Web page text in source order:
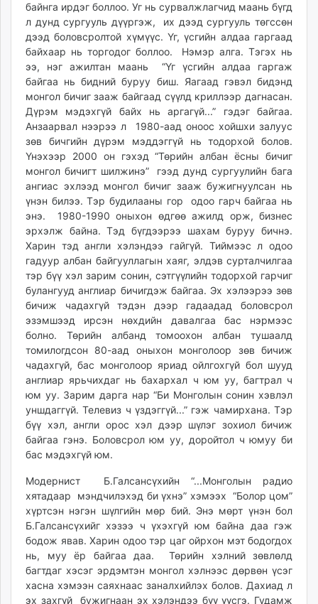
байнга ирдэг боллоо. Уг нь сурвалжлагчид маань бүгд
л дунд сургууль дүүргэж, их дээд сургууль төгссөн
дээд боловсролтой хүмүүс. Үг, үсгийн алдаа гаргаад
байхаар нь торгодог боллоо. Нэмэр алга. Тэгэх нь
ээ, нэг ажилтан маань “Үг үсгийн алдаа гаргаж
байгаа нь бидний буруу биш. Яагаад гэвэл бидэнд
монгол бичиг зааж байгаад сүүлд криллээр дагнасан.
Дүрэм мэдэхгүй байх нь аргагүй...” гэдэг байгаа.
Анзаарвал нээрээ л 1980-аад оноос хойшхи залуус
зөв бичгийн дүрэм мэддэггүй нь тодорхой болов.
Үнэхээр 2000 он гэхэд “Төрийн албан ёсны бичиг
монгол бичигт шилжинэ” гээд дунд сургуулийн бага
ангиас эхлээд монгол бичиг зааж бужигнуулсан нь
үнэн билээ. Тэр будилааны гор одоо гарч байгаа нь
энэ. 1980-1990 оныхон өдгөө ажилд орж, бизнес
эрхэлж байна. Тэд бүгдээрээ шахам буруу бичнэ.
Харин тэд англи хэлэндээ гайгүй. Тиймээс л одоо
гадуур албан байгууллагын хаяг, элдэв сурталчилгаа
тэр бүү хэл зарим сонин, сэтгүүлийн тодорхой гарчиг
булангууд англиар бичигдэж байгаа. Эх хэлээрээ зөв
бичиж чадахгүй тэдэн дээр гадаадад боловсрол
эзэмшээд ирсэн нөхдийн давалгаа бас нэрмээс
болно. Төрийн албанд томоохон албан тушаалд
томилогдсон 80-аад оныхон монголоор зөв бичиж
чадахгүй, бас монголоор яриад ойлгохгүй бол шууд
англиар ярьчихдаг нь бахархал ч юм уу, багтрал ч
юм уу. Зарим дарга нар “Би Монголын сонин хэвлэл
уншдаггүй. Телевиз ч үздэггүй...” гэж чамирхана. Тэр
бүү хэл, англи орос хэл дээр шүлэг зохиол бичиж
байгаа гэнэ. Боловсрол юм уу, доройтол ч юмуу би
бас мэдэхгүй юм.
Модернист Б.Галсансүхийн “...Монголын радио
хятадаар мэндчилэхэд би үхнэ” хэмээх “Болор цом”
хүртсэн нэгэн шүлгийн мөр бий. Энэ мөрт үнэн бол
Б.Галсансүхийг хэзээ ч үхэхгүй юм байна даа гэж
бодож явав. Харин одоо тэр цаг ойрхон мэт бодогдох
нь, муу ёр байгаа даа. Төрийн хэлний зөвлөлд
багтдаг хэсэг эрдэмтэн монгол хэлнээс дөрвөн үсэг
хасна хэмээн саяхнаас заналхийлэх болов. Дахиад л
эх захгүй бужигнаан эх хэлэндээ бүү үүсгэ. Гудамж